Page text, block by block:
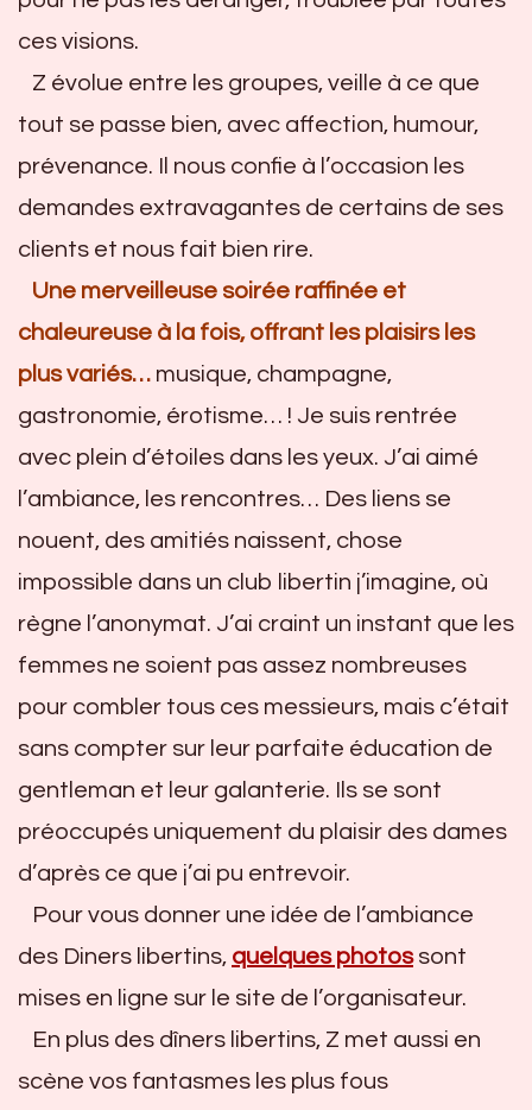
ces visions.
Z évolue entre les groupes, veille à ce que
tout se passe bien, avec affection, humour,
prévenance. Il nous confie à l’occasion les
demandes extravagantes de certains de ses
clients et nous fait bien rire.
Une merveilleuse soirée raffinée et
chaleureuse à la fois, offrant les plaisirs les
plus variés… musique, champagne,
gastronomie, érotisme… ! Je suis rentrée
avec plein d’étoiles dans les yeux. J’ai aimé
l’ambiance, les rencontres… Des liens se
nouent, des amitiés naissent, chose
impossible dans un club libertin j’imagine, où
règne l’anonymat. J’ai craint un instant que les
femmes ne soient pas assez nombreuses
pour combler tous ces messieurs, mais c’était
sans compter sur leur parfaite éducation de
gentleman et leur galanterie. Ils se sont
préoccupés uniquement du plaisir des dames
d’après ce que j’ai pu entrevoir.
Pour vous donner une idée de l’ambiance
des Diners libertins, quelques photossont
mises en ligne sur le site de l’organisateur.
En plus des dîners libertins, Z met aussi en
scène vos fantasmes les plus fous